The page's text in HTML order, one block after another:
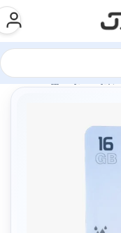
تجهیزات ذخیره سازی